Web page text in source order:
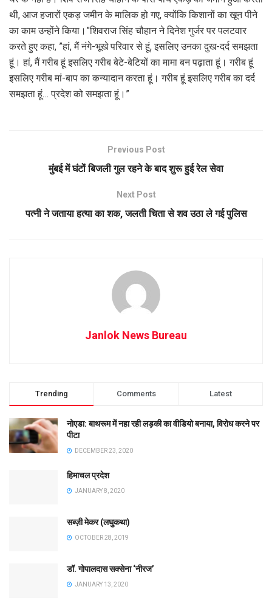
थी, आज हजारों एकड़ जमीन के मालिक हो गए, क्योंकि किशानों का खून पीने
का काम उन्होंने किया।”शिवराज सिंह चौहान ने दिनेश गुर्जर पर पलटवार
करते हुए कहा, ”हां, मैं नंगे-भूखे परिवार से हूं, इसलिए उनका दुख-दर्द समझता
हूं। हां, मैं गरीब हूं इसलिए गरीब बेटे-बेटियों का मामा बन पढ़ाता हूं। गरीब हूं
इसलिए गरीब मां-बाप का कन्यादान करता हूं। गरीब हूं इसलिए गरीब का दर्द
समझता हूं… प्रदेश को समझता हूं।”
Previous Post
मुंबई में घंटों बिजली गुल रहने के बाद शुरू हुई रेल सेवा
Next Post
पत्नी ने जताया हत्या का शक, जलती चिता से शव उठा ले गई पुलिस
Janlok News Bureau
Trending Comments Latest
नोएडा: बाथरूम में नहा रही लड़की का वीडियो बनाया, विरोध करने पर
पीटा
DECEMBER 23, 2020
हिमाचल प्रदेश
JANUARY 8, 2020
सब्ज़ी मेकर (लघुकथा)
OCTOBER 28, 2019
डॉ. गोपालदास सक्सेना ‘नीरज’
JANUARY 13, 2020